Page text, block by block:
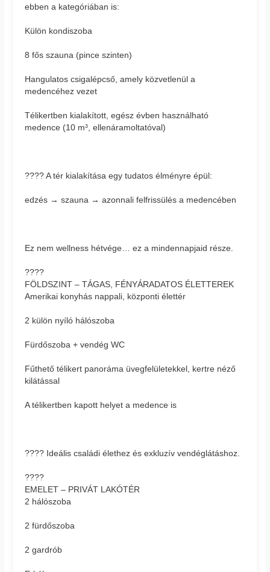
ebben a kategóriában is:
Külön kondiszoba
8 fős szauna (pince szinten)
Hangulatos csigalépcső, amely közvetlenül a
medencéhez vezet
Télikertben kialakított, egész évben használható
medence (10 m³, ellenáramoltatóval)
???? A tér kialakítása egy tudatos élményre épül:
edzés → szauna → azonnali felfrissülés a medencében
Ez nem wellness hétvége… ez a mindennapjaid része.
????
FÖLDSZINT – TÁGAS, FÉNYÁRADATOS ÉLETTEREK
Amerikai konyhás nappali, központi élettér
2 külön nyíló hálószoba
Fürdőszoba + vendég WC
Fűthető télikert panoráma üvegfelületekkel, kertre néző
kilátással
A télikertben kapott helyet a medence is
???? Ideális családi élethez és exkluzív vendéglátáshoz.
????
EMELET – PRIVÁT LAKÓTÉR
2 hálószoba
2 fürdőszoba
2 gardrób